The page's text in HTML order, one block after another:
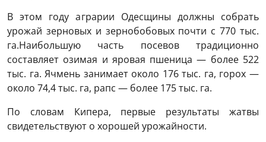
В этом году аграрии Одесщины должны собрать
урожай зерновых и зернобобовых почти с 770 тыс.
га.Наибольшую часть посевов традиционно
составляет озимая и яровая пшеница — более 522
тыс. га. Ячмень занимает около 176 тыс. га, горох —
около 74,4 тыс. га, рапс — более 175 тыс. га.
По словам Кипера, первые результаты жатвы
свидетельствуют о хорошей урожайности.